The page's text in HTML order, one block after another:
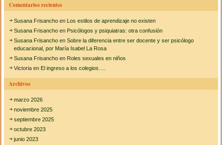
i
d
o
Comentarios recientes
Susana Frisancho enLos estilos de aprendizaje no existen
Susana Frisancho enPsicólogos y psiquiatras: otra confusión
Susana Frisancho enSobre la diferencia entre ser docente y ser psicólogo
educacional, por María Isabel La Rosa
Susana Frisancho enRoles sexuales en niños
Victoria enEl ingreso a los colegios….
Archivos
marzo 2026
noviembre 2025
septiembre 2025
octubre 2023
junio 2023